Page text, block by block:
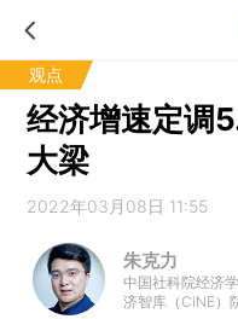
观点
经济增速定调
大梁
2022年03月08日 11:55
朱克力
中国社科院经济
济智库（CiNE）